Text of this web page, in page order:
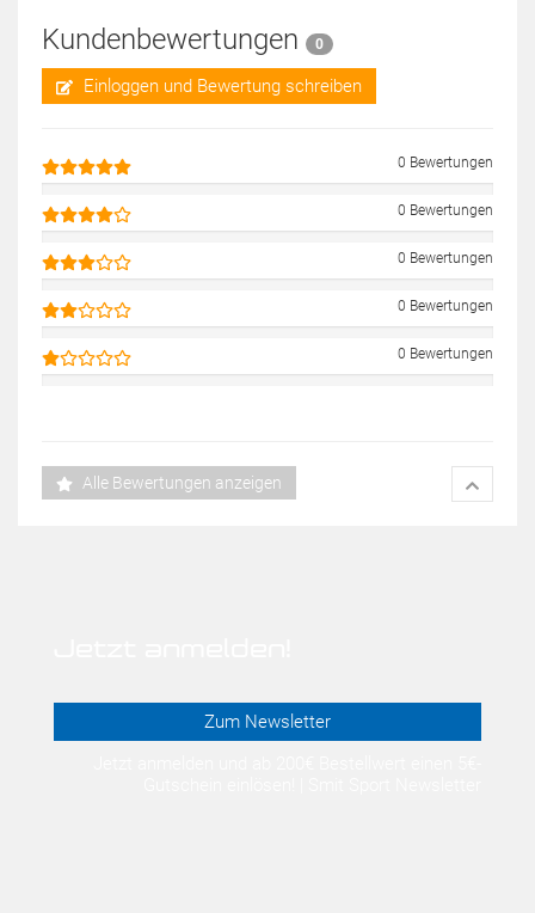
Kundenbewertungen 0
Einloggen und Bewertung schreiben
0 Bewertungen
0 Bewertungen
0 Bewertungen
0 Bewertungen
0 Bewertungen
Alle Bewertungen anzeigen
Zum Newsletter